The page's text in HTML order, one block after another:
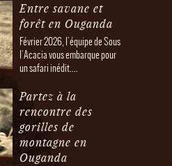
Entre savane et
forêt en Ouganda
Février 2026, l'équipe de Sous
l'Acacia vous embarque pour
un safari inédit....
Partez à la
rencontre des
gorilles de
montagne en
Ouganda